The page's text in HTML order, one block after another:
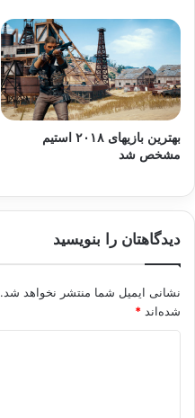
بهترین بازیهای ۲۰۱۸ استیم
مشخص شد
دیدگاهتان را بنویسید
نشانی ایمیل شما منتشر نخواهد شد.
شده‌اند *